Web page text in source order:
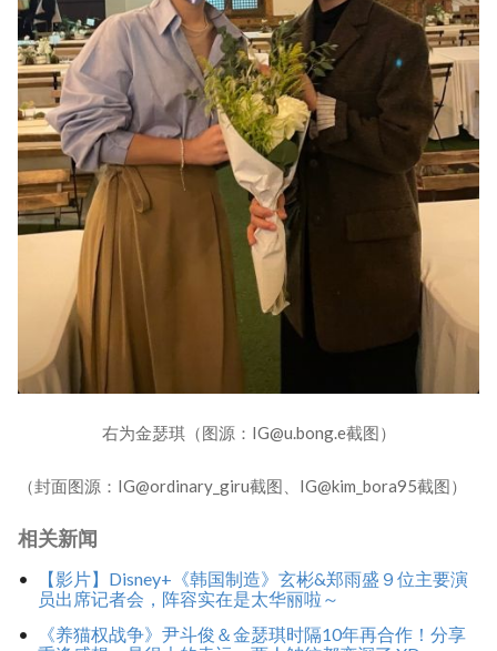
右为金瑟琪（图源：IG@u.bong.e截图）
（封面图源：IG@ordinary_giru截图、IG@kim_bora95截图）
相关新闻
【影片】Disney+《韩国制造》玄彬&郑雨盛９位主要演
员出席记者会，阵容实在是太华丽啦～
《养猫权战争》尹斗俊＆金瑟琪时隔10年再合作！分享